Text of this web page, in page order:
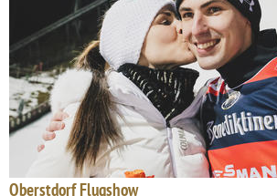
Oberstdorf Flugshow